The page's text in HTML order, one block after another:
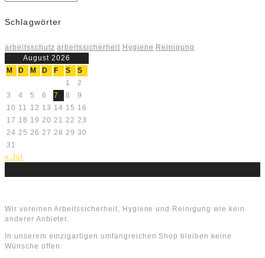
Schlagwörter
arbeitsschutz arbeitssicherheit Hygiene Reinigung
August 2026
M
D M D F S
S
1
2
3
4 5 6 7 8
9
10 11 12 13 14 15 16
17 18 19 20 21 22 23
24 25 26 27 28 29 30
31
« Jul
Wir vereinen Arbeitssicherheit, Hygiene und Reinigung wie kein
anderer Anbieter.
In unserem einzigartigen umfangreichen Shop bleiben keine
Wünsche offen.